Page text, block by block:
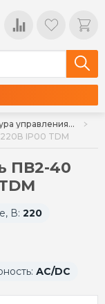
Арматура управления, кнопки, индикация
IP00 TDM
ПВ2-40
В: 220
АC/DC